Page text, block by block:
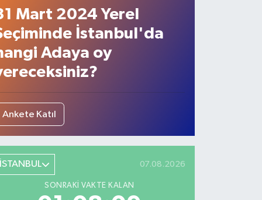
Mart 2024 Yerel
İstanbul'da
Adaya oy
Ankete Katıl
07.08.2026
SONRAKI VAKTE KALAN